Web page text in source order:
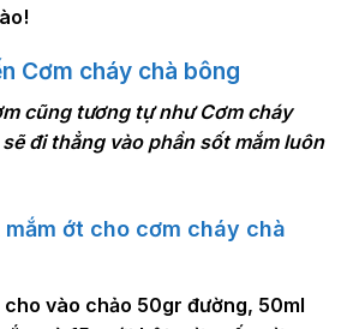
Cơm cháy chà bông
cũng tương tự như Cơm cháy
đi thẳng vào phần sốt mắm luôn
mắm ớt cho cơm cháy chà
cho vào chảo 50gr đường, 50ml